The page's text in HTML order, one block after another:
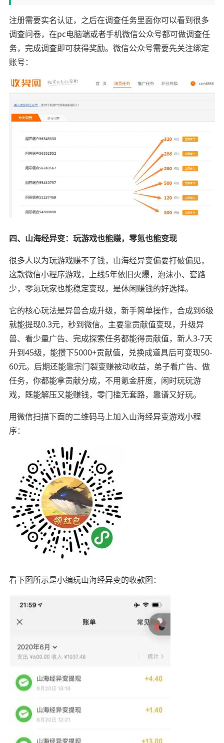
注册需要实名认证，之后在调查任务里面你可以看到很多
调查问卷，在pc电脑端或者手机微信公众号都可做调查任
务，完成调查即可获得奖励。微信公众号需要先关注绑定
账号：
四、山海经异变：玩游戏也能赚，零氪也能变现
很多人以为玩游戏赚不了钱，山海经异变偏要打破偏见，
这款微信小程序游戏，上线5年依旧火爆，泡沫小、套路
少，零氪玩家也能稳定变现，是休闲赚钱的好选择。
它的核心玩法是异兽合成升级，新手简单操作，合成到6级
就能提现0.3元，秒到微信。主要靠贡献值变现，升级异
兽、看少量广告、完成探索任务都能得贡献值，新人3-7天
升到45级，能攒下5000+贡献值，兑换成道具后可变现50-
60元。后期还能靠宗门裂变赚被动收益，弟子看广告、做
任务，你都能拿贡献分成，不用氪金肝度，闲时玩玩游
戏，既能解压又能赚钱，零门槛无套路，靠谱又好玩。
用微信扫描下面的二维码马上加入山海经异变游戏小程
序：
看下图所示是小编玩山海经异变的收款图：